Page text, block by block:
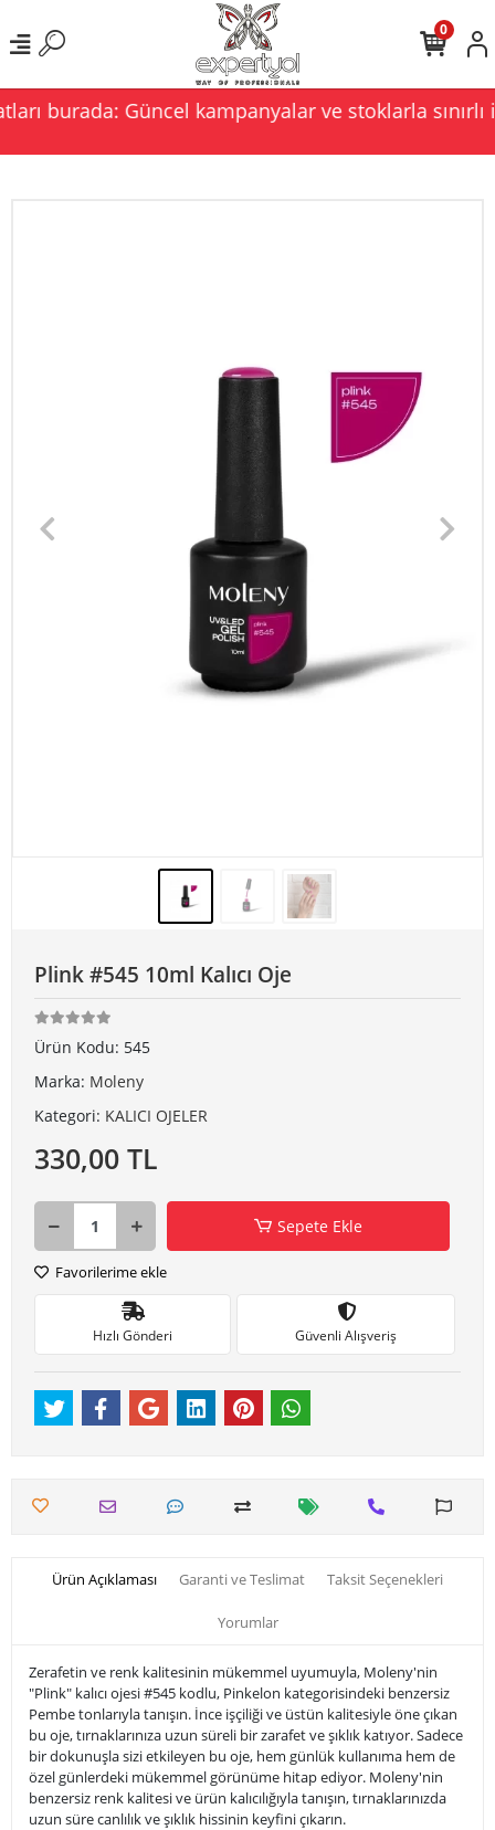
burada: Güncel kampanyalar ve stoklarla
0
Plink #545 10ml Kalıcı Oje
Ürün Kodu: 545
Marka: Moleny
Kategori: KALICI OJELER
330,00 TL
Sepete Ekle
Favorilerime ekle
Hızlı Gönderi Güvenli Alışveriş
Ürün Açıklaması Garanti ve Teslimat Taksit Seçenekleri
Yorumlar
Zerafetin ve renk kalitesinin mükemmel uyumuyla, Moleny'nin
"Plink" kalıcı ojesi #545 kodlu, Pinkelon kategorisindeki benzersiz
Pembe tonlarıyla tanışın. İnce işçiliği ve üstün kalitesiyle öne çıkan
bu oje, tırnaklarınıza uzun süreli bir zarafet ve şıklık katıyor. Sadece
bir dokunuşla sizi etkileyen bu oje, hem günlük kullanıma hem de
özel günlerdeki mükemmel görünüme hitap ediyor. Moleny'nin
benzersiz renk kalitesi ve ürün kalıcılığıyla tanışın, tırnaklarınızda
uzun süre canlılık ve şıklık hissinin keyfini çıkarın.